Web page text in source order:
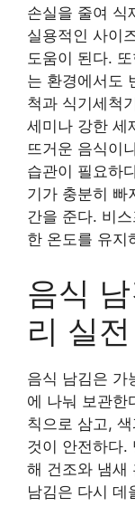
손실을 줄여 식
실용적인 사이
도움이 된다.
는 환경에서도
척과 식기세척
세미나 강한 세
뜨거운 음식이
습관이 필요하
기가 충분히 빠
간을 준다. 비
한 온도를 유지
음식
리 실전
음식 남김은 가
에 나눠 보관한
칙으로 삼고,
것이 안전하다.
해 건조와 냄새
남김은 다시 데